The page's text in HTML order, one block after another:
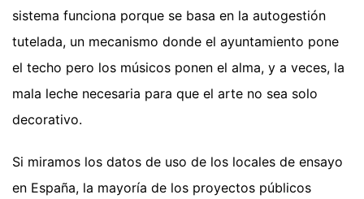
sistema funciona porque se basa en la autogestión
tutelada, un mecanismo donde el ayuntamiento pone
el techo pero los músicos ponen el alma, y a veces, la
mala leche necesaria para que el arte no sea solo
decorativo.
Si miramos los datos de uso de los locales de ensayo
en España, la mayoría de los proyectos públicos